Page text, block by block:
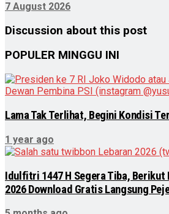
7 August 2026
Discussion about this post
POPULER MINGGU INI
Lama Tak Terlihat, Begini Kondisi
1 year ago
Idulfitri 1447 H Segera Tiba, Berikut
2026 Download Gratis Langsung